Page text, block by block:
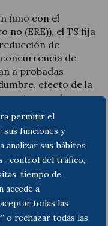
permitir el
funciones y
analizar sus hábitos
-control del tráfico,
tiempo de
accede a
todas las
o rechazar todas las
(uno con el
no (ERE)), el TS fija
de
de
a probadas
efecto de la
tomara la
de carácter
la crisis
es estructural,
las unidades a
y definitiva
esas causas